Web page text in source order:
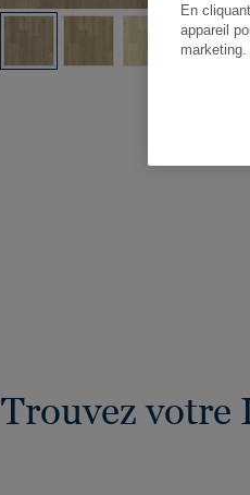
Trouvez votre
En
appareil
marketing.